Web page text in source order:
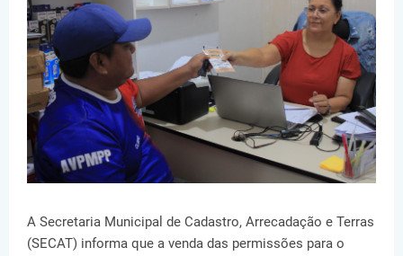
A Secretaria Municipal de Cadastro, Arrecadação e Terras
(SECAT) informa que a venda das permissões para o